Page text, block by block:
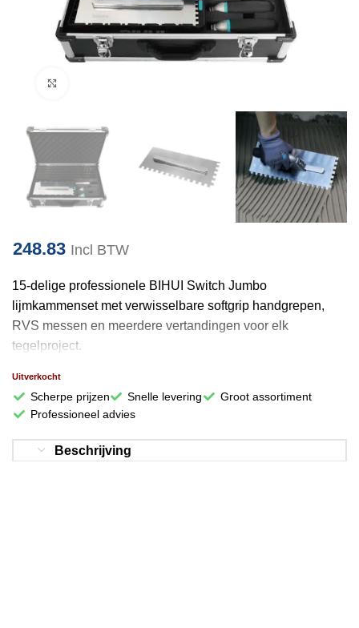
248.83 Incl BTW
15-delige professionele BIHUI Switch Jumbo
lijmkammenset met verwisselbare softgrip handgrepen,
RVS messen en meerdere vertandingen voor elk
tegelproject.
Uitverkocht
Scherpe prijzen Snelle levering
Groot assortiment
Professioneel advies
Beschrijving